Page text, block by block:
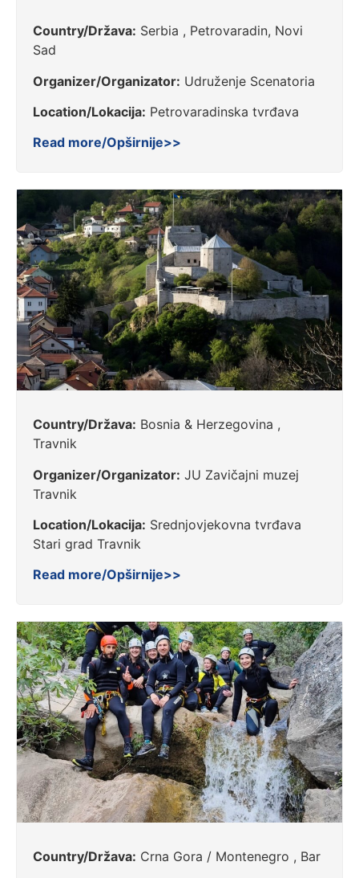
Country/Država: Serbia , Petrovaradin, Novi
Sad
Organizer/Organizator: Udruženje Scenatoria
Location/Lokacija: Petrovaradinska tvrđava
Read more/Opširnije>>
Country/Država: Bosnia & Herzegovina ,
Travnik
Organizer/Organizator: JU Zavičajni muzej
Travnik
Location/Lokacija: Srednjovjekovna tvrđava
Stari grad Travnik
Read more/Opširnije>>
Country/Država: Crna Gora / Montenegro , Bar